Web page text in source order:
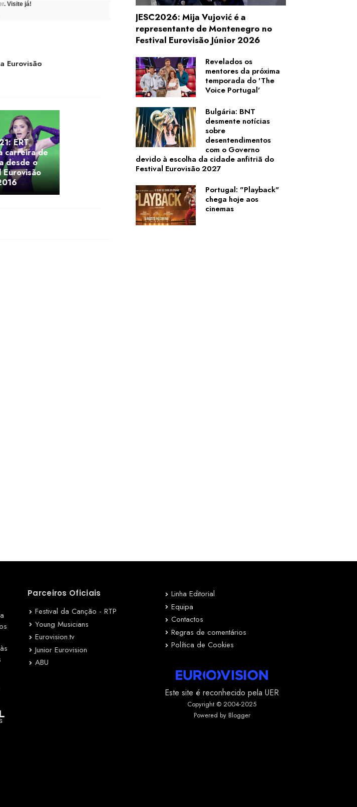
. Visite já!
Eurovisão
ERT
carreira de
desde o
Eurovisão
JESC2026: Mija Vujović é a
representante de Montenegro no
Festival Eurovisão Júnior 2026
Revelados os
mentores da próxima
temporada do 'The
Voice Portugal'
Bulgária: BNT
desmente notícias
sobre
desentendimentos
com o Governo
devido à escolha da cidade anfitriã do
Festival Eurovisão 2027
Portugal: "Playback"
chega hoje aos
cinemas
Parceiros Oficiais
Festival da Canção - RTP
Young Musicians
Eurovision.tv
Junior Eurovision
ABU
Linha Editorial
Equipa
Contactos
Regras de comentários
Política de Cookies
Este site é reconhecido pela UER
Copyright © 2004-2025
Powered by Blogger